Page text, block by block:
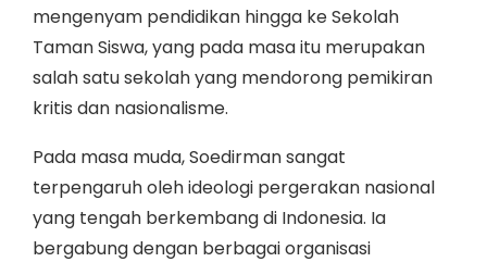
mengenyam pendidikan hingga ke Sekolah
Taman Siswa, yang pada masa itu merupakan
salah satu sekolah yang mendorong pemikiran
kritis dan nasionalisme.
Pada masa muda, Soedirman sangat
terpengaruh oleh ideologi pergerakan nasional
yang tengah berkembang di Indonesia. Ia
bergabung dengan berbagai organisasi